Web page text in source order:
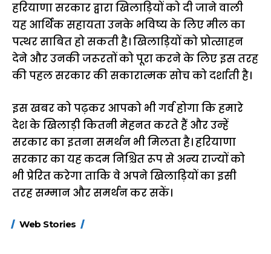
हरियाणा सरकार द्वारा खिलाड़ियों को दी जाने वाली
यह आर्थिक सहायता उनके भविष्य के लिए मील का
पत्थर साबित हो सकती है। खिलाड़ियों को प्रोत्साहन
देने और उनकी जरूरतों को पूरा करने के लिए इस तरह
की पहल सरकार की सकारात्मक सोच को दर्शाती है।
इस खबर को पढ़कर आपको भी गर्व होगा कि हमारे
देश के खिलाड़ी कितनी मेहनत करते हैं और उन्हें
सरकार का इतना समर्थन भी मिलता है। हरियाणा
सरकार का यह कदम निश्चित रूप से अन्य राज्यों को
भी प्रेरित करेगा ताकि वे अपने खिलाड़ियों का इसी
तरह सम्मान और समर्थन कर सकें।
Web Stories
FASTag के ये नए